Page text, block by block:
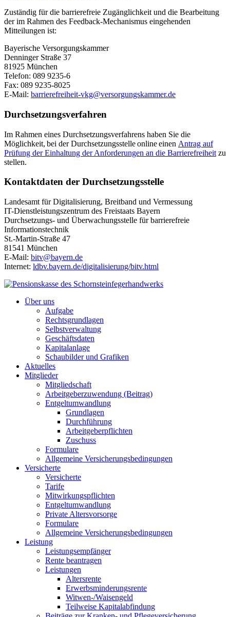
Zuständig für die barrierefreie Zugänglichkeit und die Bearbeitung
der im Rahmen des Feedback-Mechanismus eingehenden
Mitteilungen ist:
Bayerische Versorgungskammer
Denninger Straße 37
81925 München
Telefon: 089 9235-6
Fax: 089 9235-8025
E-Mail: barrierefreiheit-vkg@versorgungskammer.de
Durchsetzungsverfahren
Im Rahmen eines Durchsetzungsverfahrens haben Sie die
Möglichkeit, bei der Durchsetzungsstelle online einen Antrag auf
Prüfung der Einhaltung der Anforderungen an die Barrierefreiheit zu
stellen.
Kontaktdaten der Durchsetzungsstelle
Landesamt für Digitalisierung, Breitband und Vermessung
IT-Dienstleistungszentrum des Freistaats Bayern
Durchsetzungs- und Überwachungsstelle für barrierefreie
Informationstechnik
St.-Martin-Straße 47
81541 München
E-Mail: bitv@bayern.de
Internet: ldbv.bayern.de/digitalisierung/bitv.html
Über uns
Aufgabe
Rechtsgrundlagen
Selbstverwaltung
Geschäftsdaten
Kapitalanlage
Schaubilder und Grafiken
Aktuelles
Mitglieder
Mitgliedschaft
Arbeitgeberzuwendung (Beitrag)
Entgeltumwandlung
Grundlagen
Durchführung
Arbeitgeberpflichten
Zuschuss
Formulare
Allgemeine Versicherungsbedingungen
Versicherte
Versicherte
Tarife
Mitwirkungspflichten
Entgeltumwandlung
Private Altersvorsorge
Formulare
Allgemeine Versicherungsbedingungen
Leistung
Leistungsempfänger
Rente beantragen
Leistungen
Altersrente
Erwerbsminderungsrente
Witwen-/Waisengeld
Teilweise Kapitalabfindung